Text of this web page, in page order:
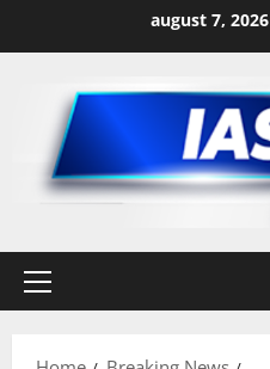
august 7, 2026
Primary